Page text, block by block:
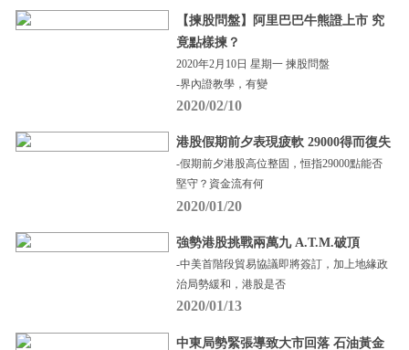
【揀股問盤】阿里巴巴牛熊證上市 究
竟點樣揀？
2020年2月10日 星期一 揀股問盤
-界內證教學，有變
2020/02/10
港股假期前夕表現疲軟 29000得而復失
-假期前夕港股高位整固，恒指29000點能否
堅守？資金流有何
2020/01/20
強勢港股挑戰兩萬九 A.T.M.破頂
-中美首階段貿易協議即將簽訂，加上地緣政
治局勢緩和，港股是否
2020/01/13
中東局勢緊張導致大市回落 石油黃金